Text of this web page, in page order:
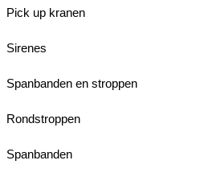
Pick up kranen
Sirenes
Spanbanden en stroppen
Rondstroppen
Spanbanden